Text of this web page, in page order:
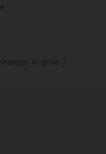
la grille ?